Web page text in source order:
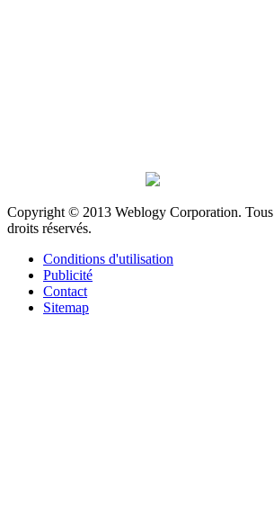
Copyright © 2013 Weblogy Corporation. Tous
droits réservés.
Conditions d'utilisation
Publicité
Contact
Sitemap